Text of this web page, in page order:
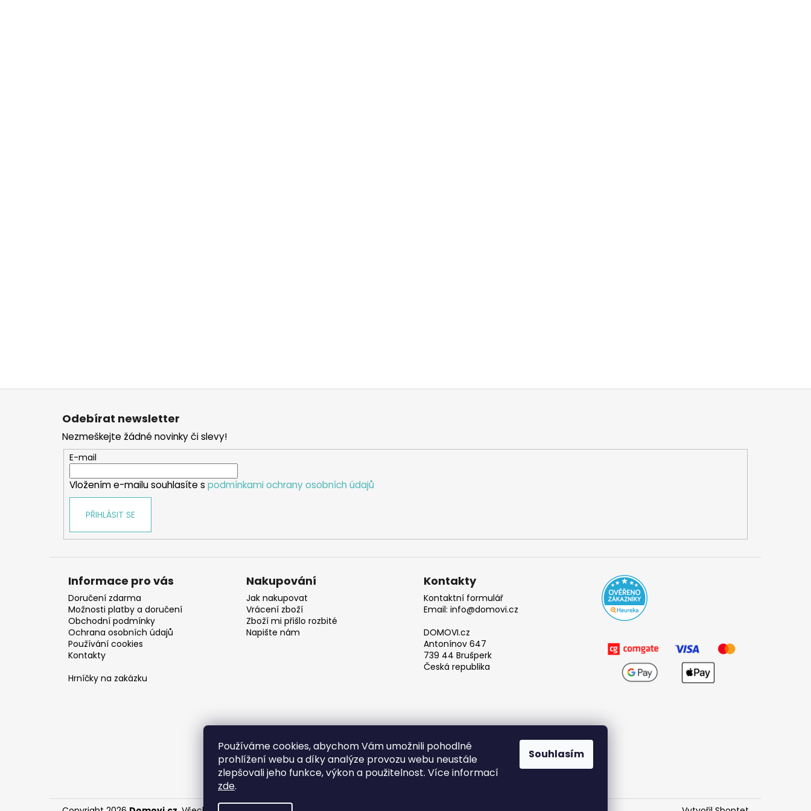
Používáme cookies, abychom Vám umožnili pohodlné
prohlížení webu a díky analýze provozu webu neustále
zlepšovali jeho funkce, výkon a použitelnost. Více informací
zde.
Souhlasím
Z
Odebírat newsletter
Nezmeškejte žádné novinky či slevy!
E-mail
Vložením e-mailu souhlasíte s podmínkami ochrany osobních údajů
PŘIHLÁSIT SE
Informace pro vás
Doručení zdarma
Možnosti platby a doručení
Obchodní podmínky
Ochrana osobních údajů
Používání cookies
Kontakty
Hrníčky na zakázku
Nakupování
Jak nakupovat
Vrácení zboží
Zboží mi přišlo rozbité
Napište nám
Kontakty
Kontaktní formulář
Email: info@domovi.cz
DOMOVI.cz
Antonínov 647
739 44 Brušperk
Česká republika
Obchodní podmínky